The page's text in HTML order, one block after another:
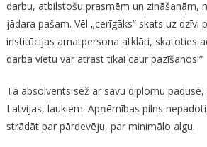
darbu, atbilstošu prasmēm un zināšanām,
jādara pašam. Vēl „cerīgāks” skats uz dzīvi
institūcijas amatpersona atklāti, skatoties
darba vietu var atrast tikai caur pazīšanos!”
Tā absolvents sēž ar savu diplomu padusē,
Latvijas, laukiem. Apņēmības pilns
strādāt par pārdevēju, par minimālo algu.